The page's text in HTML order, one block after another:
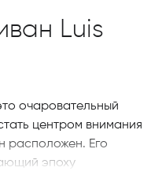
Luis
очаровательный
центром внимания
расположен. Его
эпоху